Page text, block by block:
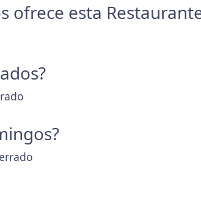
ofrece esta